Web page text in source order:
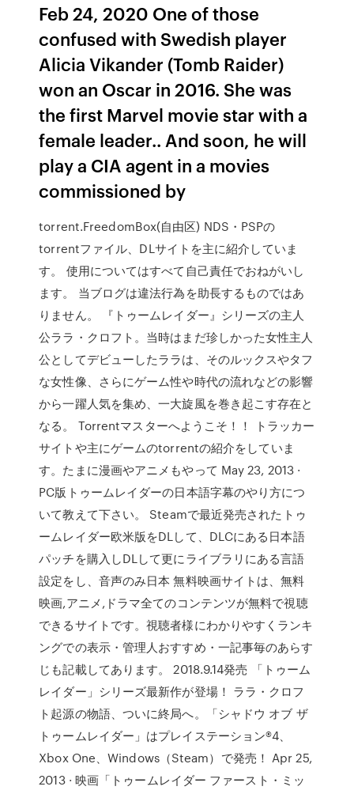
Feb 24, 2020 One of those
confused with Swedish player
Alicia Vikander (Tomb Raider)
won an Oscar in 2016. She was
the first Marvel movie star with a
female leader.. And soon, he will
play a CIA agent in a movies
commissioned by
torrent.FreedomBox(自由区) NDS・PSPの
torrentファイル、DLサイトを主に紹介していま
す。 使用についてはすべて自己責任でおねがいし
ます。 当ブログは違法行為を助長するものではあ
りません。 『トゥームレイダー』シリーズの主人
公ララ・クロフト。当時はまだ珍しかった女性主人
公としてデビューしたララは、そのルックスやタフ
な女性像、さらにゲーム性や時代の流れなどの影響
から一躍人気を集め、一大旋風を巻き起こす存在と
なる。 Torrentマスターへようこそ！！ トラッカー
サイトや主にゲームのtorrentの紹介をしていま
す。たまに漫画やアニメもやって May 23, 2013 ·
PC版トゥームレイダーの日本語字幕のやり方につ
いて教えて下さい。 Steamで最近発売されたトゥ
ームレイダー欧米版をDLして、DLCにある日本語
パッチを購入しDLして更にライブラリにある言語
設定をし、音声のみ日本 無料映画サイトは、無料
映画,アニメ,ドラマ全てのコンテンツが無料で視聴
できるサイトです。視聴者様にわかりやすくランキ
ングでの表示・管理人おすすめ・一記事毎のあらす
じも記載してあります。 2018.9.14発売 「トゥーム
レイダー」シリーズ最新作が登場！ ララ・クロフ
ト起源の物語、ついに終局へ。「シャドウ オブ ザ
トゥームレイダー」はプレイステーション®4、
Xbox One、Windows（Steam）で発売！ Apr 25,
2013 · 映画「トゥームレイダー ファースト・ミッ